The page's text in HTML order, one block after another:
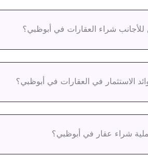
شراء العقارات في أبوظبي؟
الاستثمار في العقارات في أبوظبي؟
شراء عقار في أبوظبي؟